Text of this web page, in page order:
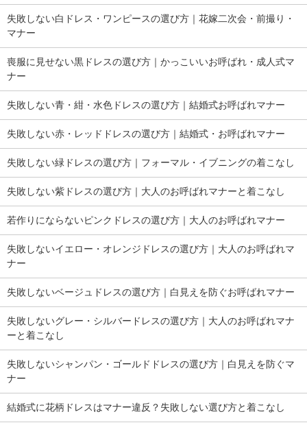
失敗しない白ドレス・ワンピースの選び方｜花嫁二次会・前撮り・
マナー
喪服に見せない黒ドレスの選び方｜かっこいいお呼ばれ・成人式マ
ナー
失敗しない青・紺・水色ドレスの選び方｜結婚式お呼ばれマナー
失敗しない赤・レッドドレスの選び方｜結婚式・お呼ばれマナー
失敗しない緑ドレスの選び方｜フォーマル・イブニングの着こなし
失敗しない紫ドレスの選び方｜大人のお呼ばれマナーと着こなし
若作りにならないピンクドレスの選び方｜大人のお呼ばれマナー
失敗しないイエロー・オレンジドレスの選び方｜大人のお呼ばれマ
ナー
失敗しないベージュドレスの選び方｜白見えを防ぐお呼ばれマナー
失敗しないグレー・シルバードレスの選び方｜大人のお呼ばれマナ
ーと着こなし
失敗しないシャンパン・ゴールドドレスの選び方｜白見えを防ぐマ
ナー
結婚式に花柄ドレスはマナー違反？失敗しない選び方と着こなし